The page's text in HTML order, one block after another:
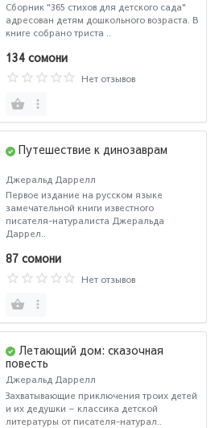
Сборник "365 стихов для детского сада"
адресован детям дошкольного возраста. В
книге собрано триста ..
134 сомони
Нет отзывов
Путешествие к динозаврам
Джеральд Даррелл
Первое издание на русском языке
замечательной книги известного
писателя-натуралиста Джеральда
Даррел..
87 сомони
Нет отзывов
Летающий дом: сказочная
повесть
Джеральд Даррелл
Захватывающие приключения троих детей
и их дедушки – классика детской
литературы от писателя-натурал..